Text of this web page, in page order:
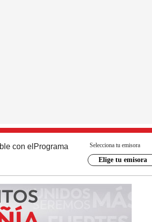
con el Programa Selecciona tu emisora
Elige tu emisora